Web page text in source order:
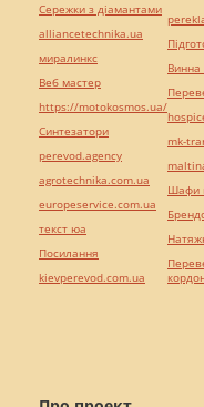
Сережки з діамантами
alliancetechnika.ua
миралинкс
Веб мастер
https://motokosmos.ua/
Синтезатори
perevod.agency
agrotechnika.com.ua
europeservice.com.ua
текст юа
Посилання
kievperevod.com.ua
mk-
Шафи